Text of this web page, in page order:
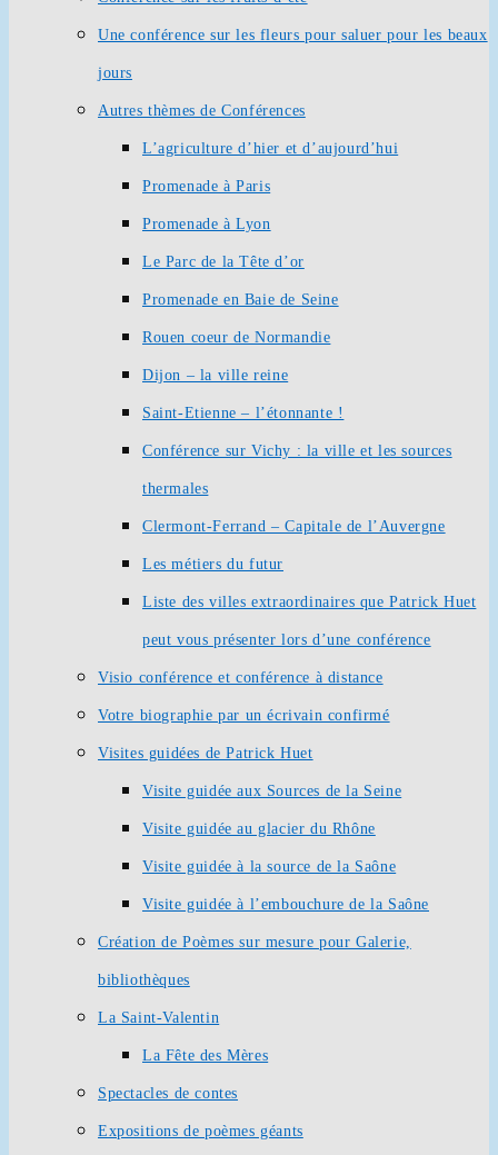
Une conférence sur les fleurs pour saluer pour les beaux
jours
Autres thèmes de Conférences
L’agriculture d’hier et d’aujourd’hui
Promenade à Paris
Promenade à Lyon
Le Parc de la Tête d’or
Promenade en Baie de Seine
Rouen coeur de Normandie
Dijon – la ville reine
Saint-Etienne – l’étonnante !
Conférence sur Vichy : la ville et les sources
thermales
Clermont-Ferrand – Capitale de l’Auvergne
Les métiers du futur
Liste des villes extraordinaires que Patrick Huet
peut vous présenter lors d’une conférence
Visio conférence et conférence à distance
Votre biographie par un écrivain confirmé
Visites guidées de Patrick Huet
Visite guidée aux Sources de la Seine
Visite guidée au glacier du Rhône
Visite guidée à la source de la Saône
Visite guidée à l’embouchure de la Saône
Création de Poèmes sur mesure pour Galerie,
bibliothèques
La Saint-Valentin
La Fête des Mères
Spectacles de contes
Expositions de poèmes géants